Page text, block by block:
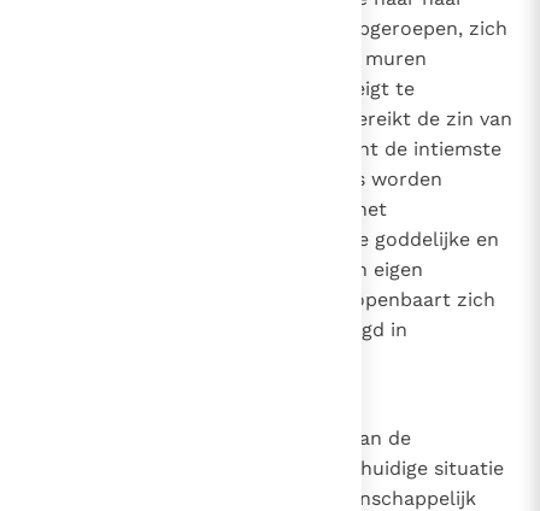
grenzen, omdat de rede wordt opgeroepen, zich
een logica eigen te maken die de muren
neerhaalt waarachter ze zich dreigt te
verschansen. Eerst hier echter bereikt de zin van
het bestaan zijn hoogtepunt. Want de intiemste
essentie van God en van de mens worden
begrijpbaar: in het mysterie van het
mensgeworden Woord worden de goddelijke en
de menselijke natuur ieder in hun eigen
autonomie bewaard, en tegelijk openbaart zich
de unieke band, die ze onvermengd in
We moeten vaststellen dat een van de
belangrijkste aspecten van onze huidige situatie
de 'zinscrisis' is. De dikwijls wetenschappelijk